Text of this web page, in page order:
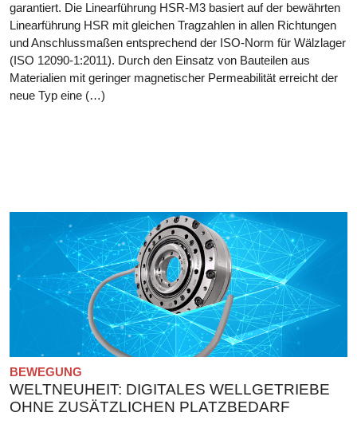
garantiert. Die Linearführung HSR-M3 basiert auf der bewährten
Linearführung HSR mit gleichen Tragzahlen in allen Richtungen
und Anschlussmaßen entsprechend der ISO-Norm für Wälzlager
(ISO 12090-1:2011). Durch den Einsatz von Bauteilen aus
Materialien mit geringer magnetischer Permeabilität erreicht der
neue Typ eine (…)
BEWEGUNG
WELTNEUHEIT: DIGITALES WELLGETRIEBE
OHNE ZUSÄTZLICHEN PLATZBEDARF